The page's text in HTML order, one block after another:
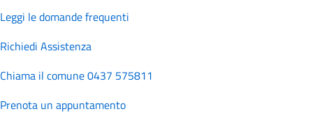
Leggi le domande frequenti
Richiedi Assistenza
Chiama il comune 0437 575811
Prenota un appuntamento